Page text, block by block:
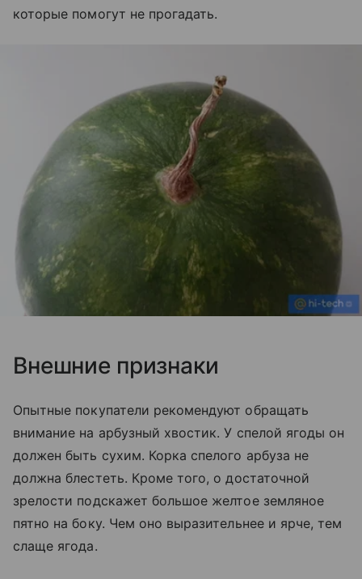
которые помогут не прогадать.
Внешние признаки
Опытные покупатели рекомендуют обращать
внимание на арбузный хвостик. У спелой ягоды он
должен быть сухим. Корка спелого арбуза не
должна блестеть. Кроме того, о достаточной
зрелости подскажет большое желтое земляное
пятно на боку. Чем оно выразительнее и ярче, тем
слаще ягода.